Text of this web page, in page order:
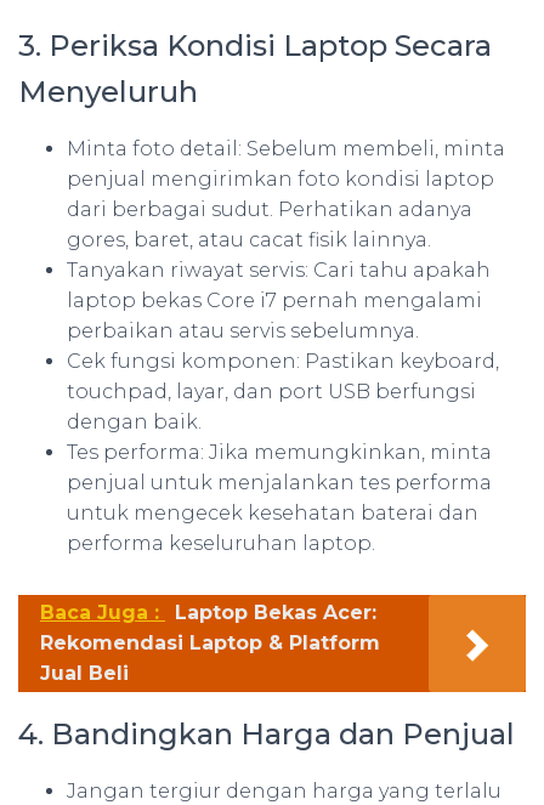
3. Periksa Kondisi Laptop Secara
Menyeluruh
Minta foto detail: Sebelum membeli, minta
penjual mengirimkan foto kondisi laptop
dari berbagai sudut. Perhatikan adanya
gores, baret, atau cacat fisik lainnya.
Tanyakan riwayat servis: Cari tahu apakah
laptop bekas Core i7 pernah mengalami
perbaikan atau servis sebelumnya.
Cek fungsi komponen: Pastikan keyboard,
touchpad, layar, dan port USB berfungsi
dengan baik.
Tes performa: Jika memungkinkan, minta
penjual untuk menjalankan tes performa
untuk mengecek kesehatan baterai dan
performa keseluruhan laptop.
Baca Juga :
Laptop Bekas Acer:
Rekomendasi Laptop & Platform
Jual Beli
4. Bandingkan Harga dan Penjual
Jangan tergiur dengan harga yang terlalu